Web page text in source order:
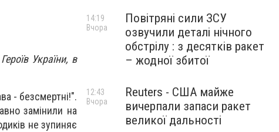
України, в
- безсмертні!".
замінили на
не зупиняє
Повітряні сили ЗСУ
озвучили деталі нічного
обстрілу : з десятків ракет
– жодної збитої
14:19
Вчора
Reuters - США майже
вичерпали запаси ракет
великої дальності
12:43
Вчора